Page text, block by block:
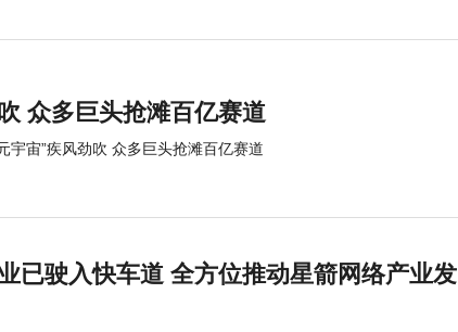
众多巨头抢滩百亿赛道
宇宙”疾风劲吹 众多巨头抢滩百亿赛道
已驶入快车道 全方位推动星箭网络产业发